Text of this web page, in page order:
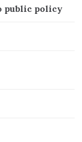
public policy